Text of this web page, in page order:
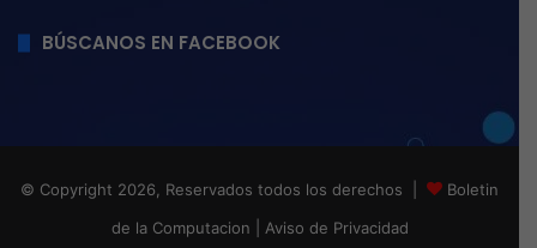
BÚSCANOS EN FACEBOOK
© Copyright 2026, Reservados todos los derechos |
Boletin
de la Computacion
Aviso de Privacidad